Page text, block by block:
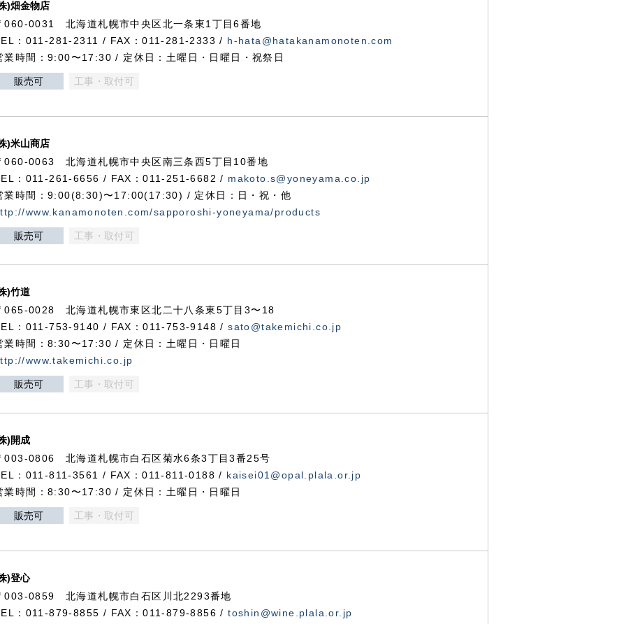
)畑金物店
060-0031 北海道札幌市中央区北一条東1丁目6番地
：011-281-2311 / FAX：011-281-2333 / h-hata@hatakanamonoten.com
業時間：9:00〜17:30 / 定休日：土曜日・日曜日・祝祭日
販売可 工事・取付可
)米山商店
060-0063 北海道札幌市中央区南三条西5丁目10番地
：011-261-6656 / FAX：011-251-6682 / makoto.s@yoneyama.co.jp
業時間：9:00(8:30)〜17:00(17:30) / 定休日：日・祝・他
www.kanamonoten.com/sapporoshi-yoneyama/products
販売可 工事・取付可
)竹道
065-0028 北海道札幌市東区北二十八条東5丁目3〜18
：011-753-9140 / FAX：011-753-9148 /sato@takemichi.co.jp
業時間：8:30〜17:30 / 定休日：土曜日・日曜日
www.takemichi.co.jp
販売可 工事・取付可
)開成
003-0806 北海道札幌市白石区菊水6条3丁目3番25号
：011-811-3561 / FAX：011-811-0188 / kaisei01@opal.plala.or.jp
業時間：8:30〜17:30 / 定休日：土曜日・日曜日
販売可 工事・取付可
)登心
003-0859 北海道札幌市白石区川北2293番地
：011-879-8855 / FAX：011-879-8856 /toshin@wine.plala.or.jp